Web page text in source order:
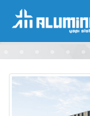
الصفحة الرئيسية